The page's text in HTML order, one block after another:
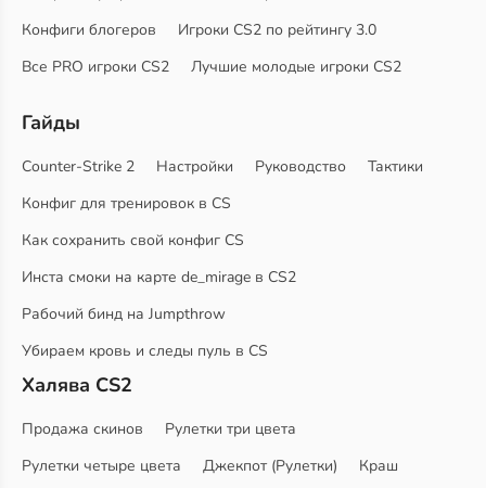
Конфиги блогеров
Игроки CS2 по рейтингу 3.0
Все PRO игроки CS2
Лучшие молодые игроки CS2
Гайды
Counter-Strike 2 Настройки Руководство
Тактики
Конфиг для тренировок в CS
Как сохранить свой конфиг CS
Инста смоки на карте de_mirage в CS2
Рабочий бинд на Jumpthrow
Убираем кровь и следы пуль в CS
Халява CS2
Продажа скинов
Рулетки три цвета
Рулетки четыре цвета
Джекпот (Рулетки)
Краш